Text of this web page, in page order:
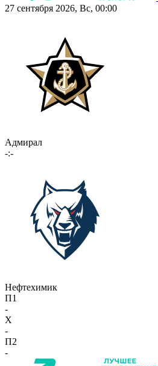
27 сентября 2026, Вс, 00:00
Адмирал
-:-
Нефтехимик
П1
-
X
-
П2
-